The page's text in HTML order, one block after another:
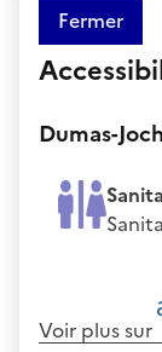
Fermer
Dumas-
Voir plus sur